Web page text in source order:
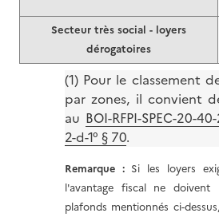
Secteur très social - loyers
dérogatoires
(1) Pour le classement
par zones, il convient
au BOI-RFPI-SPEC-20-
2-d-1° § 70.
Remarque :Si les loyers
l'avantage fiscal ne doivent
plafonds mentionnés ci-